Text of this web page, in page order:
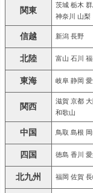
関東
茨城 栃木
神奈川 山梨
信越 新潟 長野
北陸 富山 石川
東海 岐阜 静岡
関西
滋賀 京都
和歌山
中国 鳥取 島根
四国 徳島 香川
北九州 福岡 佐賀